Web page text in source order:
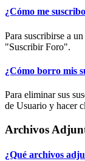
¿Cómo me
Para suscribirse a
"Suscribir Foro".
¿Cómo borro mis
Para eliminar sus
de Usuario y hacer
Archivos
¿Qué archivos